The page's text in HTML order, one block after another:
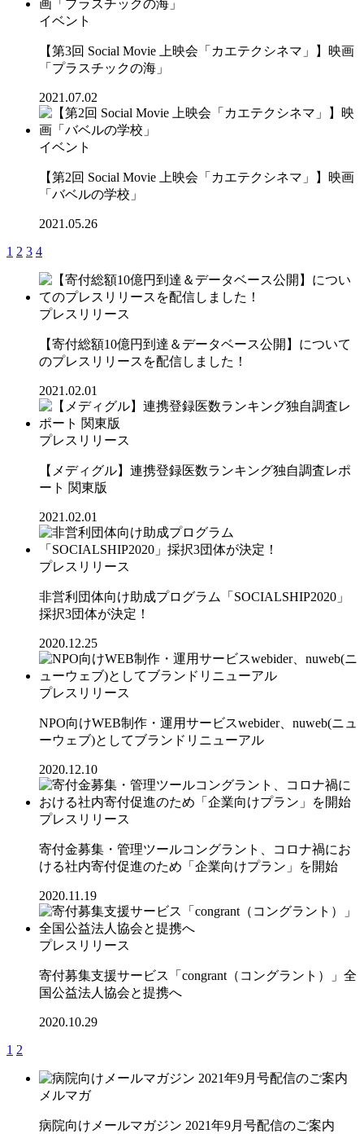
イベント
【第3回 Social Movie 上映会「カエテクシネマ」】映画
「プラスチックの海」
2021.07.02
イベント
【第2回 Social Movie 上映会「カエテクシネマ」】映画
「バベルの学校」
2021.05.26
1 2 3 4
プレスリリース
【寄付総額10億円到達＆データベース公開】について
のプレスリリースを配信しました！
2021.02.01
プレスリリース
【メディグル】連携登録医数ランキング独⾃調査レポ
ート 関東版
2021.02.01
プレスリリース
非営利団体向け助成プログラム「SOCIALSHIP2020」
採択3団体が決定！
2020.12.25
プレスリリース
NPO向けWEB制作・運用サービスwebider、nuweb(ニュ
ーウェブ)としてブランドリニューアル
2020.12.10
プレスリリース
寄付金募集・管理ツールコングラント、コロナ禍にお
ける社内寄付促進のため「企業向けプラン」を開始
2020.11.19
プレスリリース
寄付募集支援サービス「congrant（コングラント）」全
国公益法人協会と提携へ
2020.10.29
1 2
メルマガ
病院向けメールマガジン 2021年9月号配信のご案内